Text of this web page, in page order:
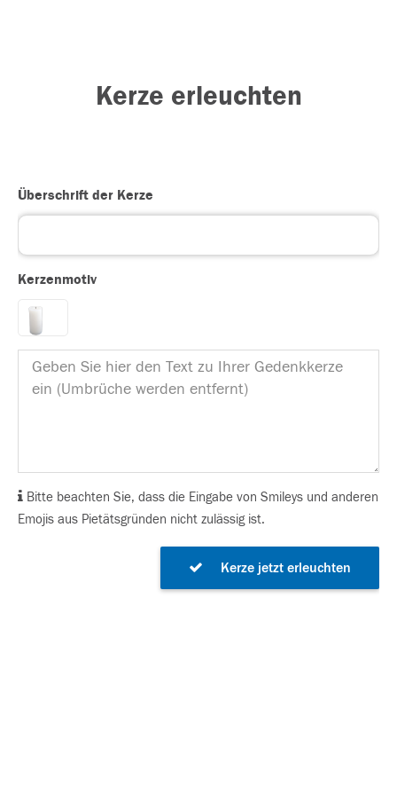
Kerze erleuchten
Überschrift der Kerze
Kerzenmotiv
Bitte beachten Sie, dass die Eingabe von Smileys und anderen
Emojis aus Pietätsgründen nicht zulässig ist.
Kerze jetzt erleuchten